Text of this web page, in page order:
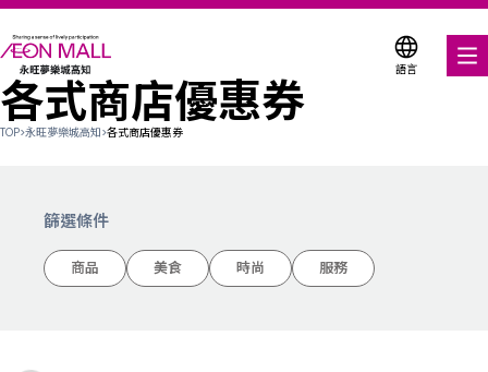
語言
美食饗宴
各式商店優惠券
服務與設施
各式商店優惠券
TOP>永旺夢樂城高知>各式商店優惠券
篩選條件
商品 美食 時尚 服務